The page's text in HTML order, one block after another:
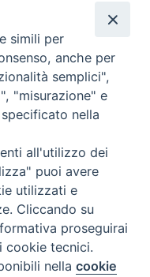
diritti riservati - Vita
Torna
Preferenze Cookie
simili per
anche per
semplici",
"misurazione" e
nella
all'utilizzo dei
puoi avere
utilizzati e
Cliccando su
proseguirai
cookie tecnici.
nellacookie